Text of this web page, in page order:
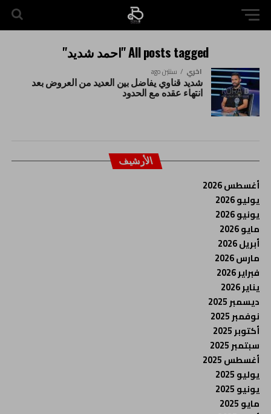
All posts tagged "احمد شديد"
اخري سنتين ago
شديد قناوي يفاضل بين العديد من العروض بعد
انتهاء عقده مع الحدود
الأرشيف
أغسطس 2026
يوليو 2026
يونيو 2026
مايو 2026
أبريل 2026
مارس 2026
فبراير 2026
يناير 2026
ديسمبر 2025
نوفمبر 2025
أكتوبر 2025
سبتمبر 2025
أغسطس 2025
يوليو 2025
يونيو 2025
مايو 2025